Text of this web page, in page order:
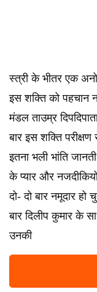
स्त्री के भीतर एक
इस शक्ति को पहचान
मंडल ताउम्र
बार इस शक्ति
इतना भली भांति
के प्यार और
दो- दो बार नमूदार
बार दिलीप कुमार के
उनकी